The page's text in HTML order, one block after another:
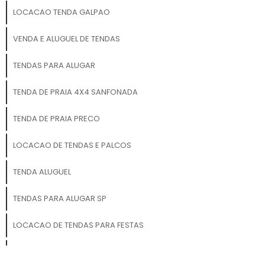
marcante, inovador e
LOCACAO TENDA GALPAO
VENDA E ALUGUEL DE TENDAS
TENDAS PARA ALUGAR
TENDA DE PRAIA 4X4 SANFONADA
TENDA DE PRAIA PRECO
LOCACAO DE TENDAS E PALCOS
TENDA ALUGUEL
TENDAS PARA ALUGAR SP
LOCACAO DE TENDAS PARA FESTAS